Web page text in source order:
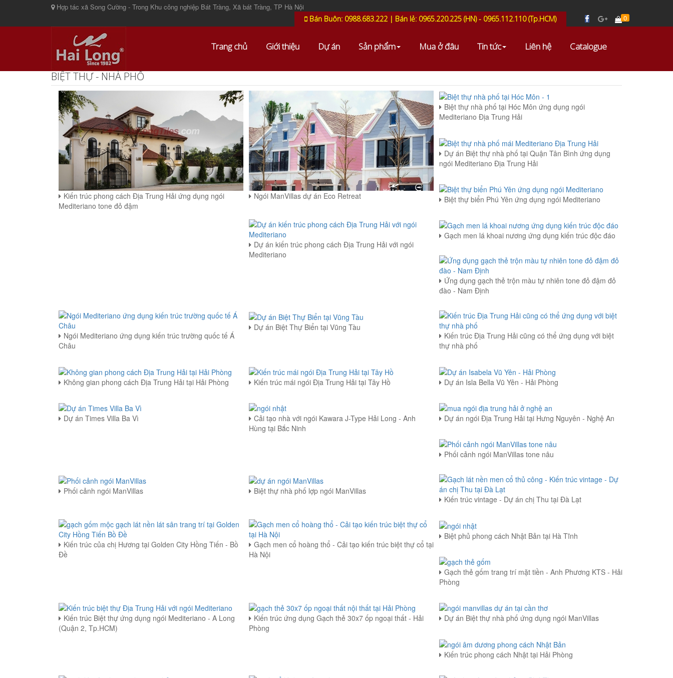
Hợp tác xã Song Cường - Trong Khu công nghiệp Bát Tràng, Xã bát Tràng, TP Hà Nội
Bán Buôn: 0988.683.222 | Bán lẻ: 0965.220.225 (HN) - 0965.112.110 (Tp.HCM)
0
Trang chủ Giới thiệu Dự án Sản phẩm Mua ở đâu Tin tức Liên hệ Catalogue
BIỆT THỰ - NHÀ PHỐ
Kiến trúc phong cách Địa Trung Hải ứng dụng ngói
Mediteriano tone đỏ đậm
Ngói ManVillas dự án Eco Retreat
Biệt thự nhà phố tại Hóc Môn ứng dụng ngói
Mediteriano Địa Trung Hải
Dự án Biệt thự nhà phố tại Quận Tân Bình ứng dụng
ngói Mediteriano Địa Trung Hải
Biệt thự biển Phú Yên ứng dụng ngói Mediteriano
Dự án kiến trúc phong cách Địa Trung Hải với ngói
Mediteriano
Gạch men lá khoai nương ứng dụng kiến trúc độc đáo
Ứng dụng gạch thẻ trộn màu tự nhiên tone đỏ đậm đỏ
đào - Nam Định
Ngói Mediteriano ứng dụng kiến trúc trường quốc tế Á
Châu
Dự án Biệt Thự Biển tại Vũng Tàu
Kiến trúc Địa Trung Hải cũng có thể ứng dụng với biệt
thự nhà phố
Không gian phong cách Địa Trung Hải tại Hải Phòng Kiến trúc mái ngói Địa Trung Hải tại Tây Hồ Dự án Isla Bella Vũ Yên - Hải Phòng
Dự án Times Villa Ba Vì
Cải tạo nhà với ngói Kawara J-Type Hải Long - Anh
Hùng tại Bắc Ninh
Dự án ngói Địa Trung Hải tại Hưng Nguyên - Nghệ An
Phối cảnh ngói ManVillas tone nâu
Phối cảnh ngói ManVillas
Biệt thự nhà phố lợp ngói ManVillas
Kiến trúc vintage - Dự án chị Thu tại Đà Lạt
Kiến trúc của chị Hương tại Golden City Hồng Tiến - Bồ
Đề
Gạch men cổ hoàng thổ - Cải tạo kiến trúc biệt thự cổ tại
Hà Nội
Biệt phủ phong cách Nhật Bản tại Hà Tĩnh
Gạch thẻ gốm trang trí mặt tiền - Anh Phương KTS - Hải
Phòng
Kiến trúc Biệt thự ứng dụng ngói Mediteriano - A Long
(Quận 2, Tp.HCM)
Kiến trúc ứng dụng Gạch thẻ 30x7 ốp ngoại thất - Hải
Phòng
Dự án Biệt thự nhà phố ứng dụng ngói ManVillas
Kiến trúc phong cách Nhật tại Hải Phòng